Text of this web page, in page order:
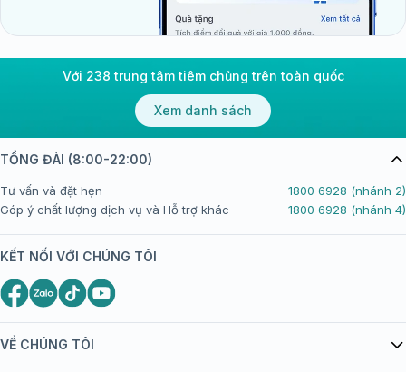
Với 238 trung tâm tiêm chủng trên toàn quốc
Xem danh sách
VỀ CHÚNG TÔI
TỔNG ĐÀI (8:00-22:00)
Tư vấn và đặt hẹn
1800 6928 (nhánh 2)
Góp ý chất lượng dịch vụ và Hỗ trợ khác
1800 6928 (nhánh 4)
KẾT NỐI VỚI CHÚNG TÔI